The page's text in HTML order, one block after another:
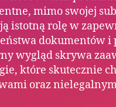
mimo swojej
istotną rolę w
dokumentów i
wygląd skrywa
które skutecznie
oraz